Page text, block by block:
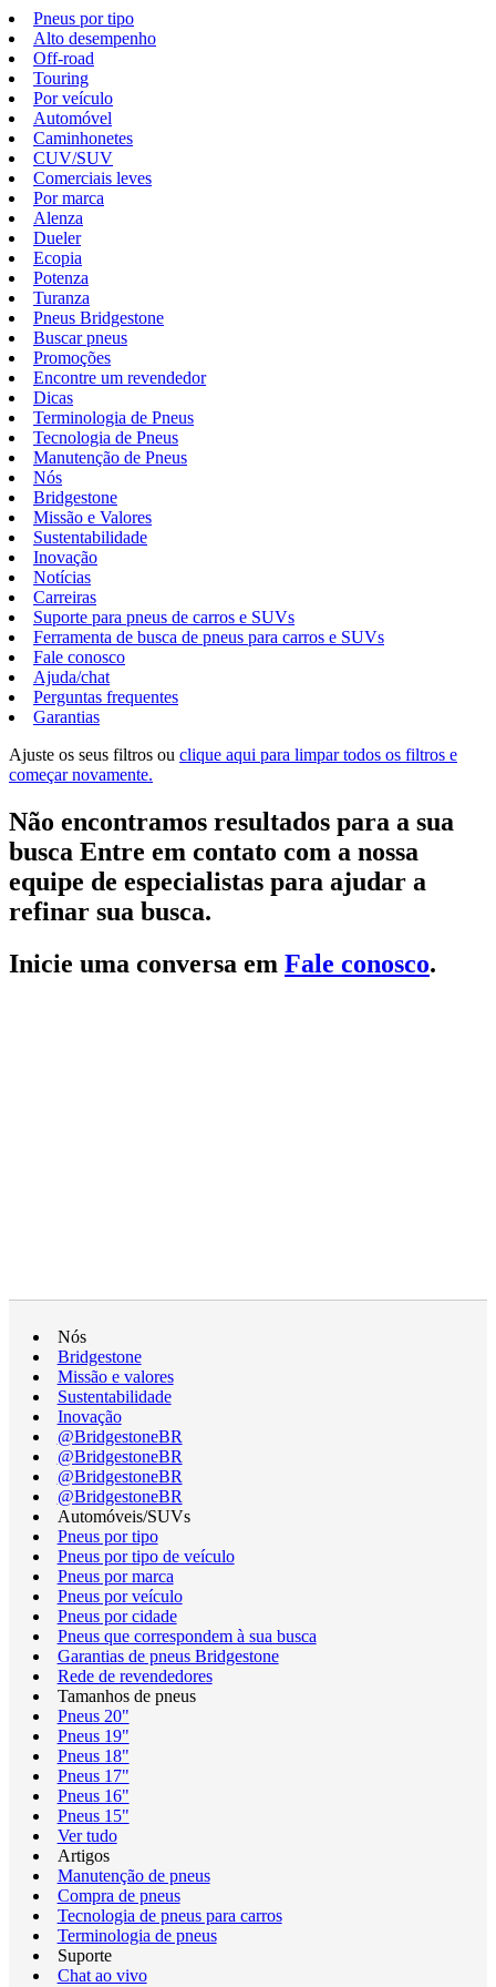
Pneus por tipo
Alto desempenho
Off-road
Touring
Por veículo
Automóvel
Caminhonetes
CUV/SUV
Comerciais leves
Por marca
Alenza
Dueler
Ecopia
Potenza
Turanza
Pneus Bridgestone
Buscar pneus
Promoções
Encontre um revendedor
Dicas
Terminologia de Pneus
Tecnologia de Pneus
Manutenção de Pneus
Nós
Bridgestone
Missão e Valores
Sustentabilidade
Inovação
Notícias
Carreiras
Suporte para pneus de carros e SUVs
Ferramenta de busca de pneus para carros e SUVs
Fale conosco
Ajuda/chat
Perguntas frequentes
Garantias
Ajuste os seus filtros ou clique aqui para limpar todos os filtros e
começar novamente.
Não encontramos resultados para a sua
busca Entre em contato com a nossa
equipe de especialistas para ajudar a
refinar sua busca.
Inicie uma conversa em Fale conosco.
Nós
Bridgestone
Missão e valores
Sustentabilidade
Inovação
@BridgestoneBR
@BridgestoneBR
@BridgestoneBR
@BridgestoneBR
Automóveis/SUVs
Pneus por tipo
Pneus por tipo de veículo
Pneus por marca
Pneus por veículo
Pneus por cidade
Pneus que correspondem à sua busca
Garantias de pneus Bridgestone
Rede de revendedores
Tamanhos de pneus
Pneus 20"
Pneus 19"
Pneus 18"
Pneus 17"
Pneus 16"
Pneus 15"
Ver tudo
Artigos
Manutenção de pneus
Compra de pneus
Tecnologia de pneus para carros
Terminologia de pneus
Suporte
Chat ao vivo